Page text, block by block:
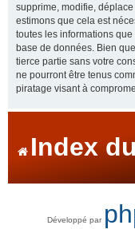
supprime, modifie,
estimons que cela est
toutes les informations
base de données. Bien
tierce partie sans votre
ne pourront être tenus
piratage visant à
Index
Développé par